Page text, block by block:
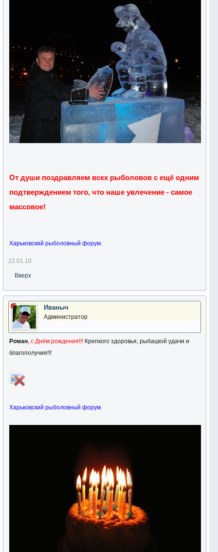
От души поздравляем всех рыболовов с ещё одним
подтверждением того, что наше увлечение - самое
массовое!
Харьковский рыболовный форум.
22.01.10
Вверх
Иваныч
Администратор
Роман, с Днём рождения!!! Крепкого здоровья, рыбацкой удачи и
благополучия!!!
Харьковский рыболовный форум.